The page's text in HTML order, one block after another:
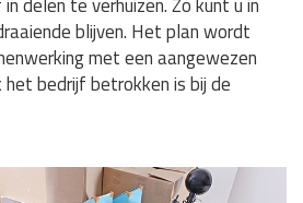
blijven. Het plan wordt
met een aangewezen
bedrijf betrokken is bij de